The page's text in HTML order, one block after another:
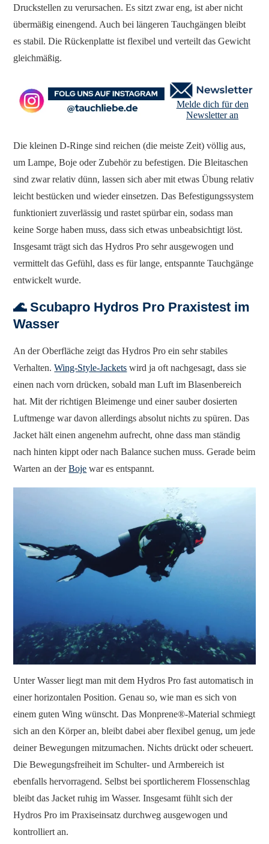
Druckstellen zu verursachen. Es sitzt zwar eng, ist aber nicht
übermäßig einengend. Auch bei längeren Tauchgängen bleibt
es stabil. Die Rückenplatte ist flexibel und verteilt das Gewicht
gleichmäßig.
Melde dich für den
Newsletter an
Die kleinen D-Ringe sind reichen (die meiste Zeit) völlig aus,
um Lampe, Boje oder Zubehör zu befestigen. Die Bleitaschen
sind zwar relativ dünn, lassen sich aber mit etwas Übung relativ
leicht bestücken und wieder einsetzen. Das Befestigungssystem
funktioniert zuverlässig und rastet spürbar ein, sodass man
keine Sorge haben muss, dass sich etwas unbeabsichtigt löst.
Insgesamt trägt sich das Hydros Pro sehr ausgewogen und
vermittelt das Gefühl, dass es für lange, entspannte Tauchgänge
entwickelt wurde.
🌊 Scubapro Hydros Pro Praxistest im
Wasser
An der Oberfläche zeigt das Hydros Pro ein sehr stabiles
Verhalten.Wing-Style-Jackets wird ja oft nachgesagt, dass sie
einen nach vorn drücken, sobald man Luft im Blasenbereich
hat. Mit der richtigen Bleimenge und einer sauber dosierten
Luftmenge war davon allerdings absolut nichts zu spüren. Das
Jacket hält einen angenehm aufrecht, ohne dass man ständig
nach hinten kippt oder nach Balance suchen muss. Gerade beim
Warten an derBoje war es entspannt.
Unter Wasser liegt man mit dem Hydros Pro fast automatisch in
einer horizontalen Position. Genau so, wie man es sich von
einem guten Wing wünscht. Das Monprene®-Material schmiegt
sich an den Körper an, bleibt dabei aber flexibel genug, um jede
deiner Bewegungen mitzumachen. Nichts drückt oder scheuert.
Die Bewegungsfreiheit im Schulter- und Armbereich ist
ebenfalls hervorragend. Selbst bei sportlicherem Flossenschlag
bleibt das Jacket ruhig im Wasser. Insgesamt fühlt sich der
Hydros Pro im Praxiseinsatz durchweg ausgewogen und
kontrolliert an.